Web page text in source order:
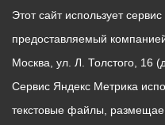
Этот сайт использует
предоставляемый
Москва, ул. Л. Толстого, 16
Сервис Яндекс Метрика
текстовые файлы,